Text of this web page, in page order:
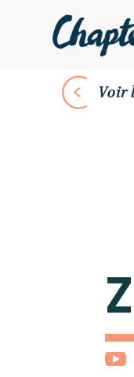
Voir